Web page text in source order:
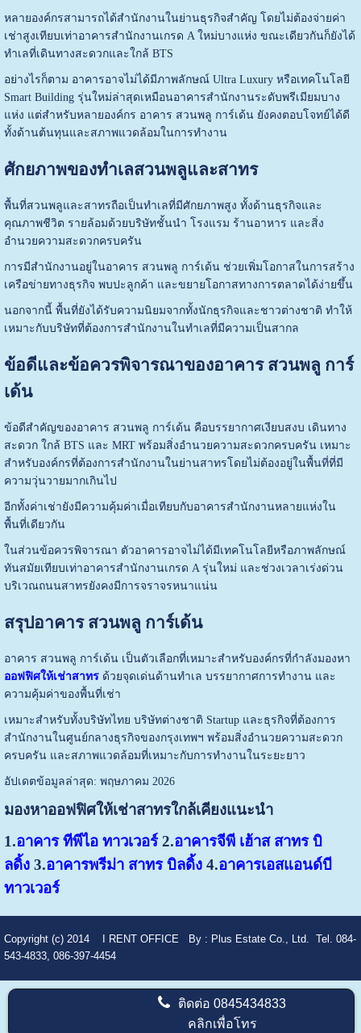
หลายองค์กรสามารถได้สำนักงานในย่านธุรกิจสำคัญ โดยไม่ต้องจ่ายค่า
เช่าสูงเทียบเท่าอาคารสำนักงานเกรด A ใหม่บางแห่ง ขณะเดียวกันก็ยังได้
ทำเลที่เดินทางสะดวกและใกล้ BTS
อย่างไรก็ตาม อาคารอาจไม่ได้มีภาพลักษณ์ Ultra Luxury หรือเทคโนโลยี
Smart Building รุ่นใหม่ล่าสุดเหมือนอาคารสำนักงานระดับพรีเมียมบาง
แห่ง แต่สำหรับหลายองค์กร อาคาร สวนพลู การ์เด้น ยังคงตอบโจทย์ได้ดี
ทั้งด้านต้นทุนและสภาพแวดล้อมในการทำงาน
ศักยภาพของทำเลสวนพลูและสาทร
พื้นที่สวนพลูและสาทรถือเป็นทำเลที่มีศักยภาพสูง ทั้งด้านธุรกิจและ
คุณภาพชีวิต รายล้อมด้วยบริษัทชั้นนำ โรงแรม ร้านอาหาร และสิ่ง
อำนวยความสะดวกครบครัน
การมีสำนักงานอยู่ในอาคาร สวนพลู การ์เด้น ช่วยเพิ่มโอกาสในการสร้าง
เครือข่ายทางธุรกิจ พบปะลูกค้า และขยายโอกาสทางการตลาดได้ง่ายขึ้น
นอกจากนี้ พื้นที่ยังได้รับความนิยมจากทั้งนักธุรกิจและชาวต่างชาติ ทำให้
เหมาะกับบริษัทที่ต้องการสำนักงานในทำเลที่มีความเป็นสากล
ข้อดีและข้อควรพิจารณาของอาคาร สวนพลู การ์
เด้น
ข้อดีสำคัญของอาคาร สวนพลู การ์เด้น คือบรรยากาศเงียบสงบ เดินทาง
สะดวก ใกล้ BTS และ MRT พร้อมสิ่งอำนวยความสะดวกครบครัน เหมาะ
สำหรับองค์กรที่ต้องการสำนักงานในย่านสาทรโดยไม่ต้องอยู่ในพื้นที่ที่มี
ความวุ่นวายมากเกินไป
อีกทั้งค่าเช่ายังมีความคุ้มค่าเมื่อเทียบกับอาคารสำนักงานหลายแห่งใน
พื้นที่เดียวกัน
ในส่วนข้อควรพิจารณา ตัวอาคารอาจไม่ได้มีเทคโนโลยีหรือภาพลักษณ์
ทันสมัยเทียบเท่าอาคารสำนักงานเกรด A รุ่นใหม่ และช่วงเวลาเร่งด่วน
บริเวณถนนสาทรยังคงมีการจราจรหนาแน่น
สรุปอาคาร สวนพลู การ์เด้น
อาคาร สวนพลู การ์เด้น เป็นตัวเลือกที่เหมาะสำหรับองค์กรที่กำลังมองหา
ออฟฟิศให้เช่าสาทรด้วยจุดเด่นด้านทำเล บรรยากาศการทำงาน และ
ความคุ้มค่าของพื้นที่เช่า
เหมาะสำหรับทั้งบริษัทไทย บริษัทต่างชาติ Startup และธุรกิจที่ต้องการ
สำนักงานในศูนย์กลางธุรกิจของกรุงเทพฯ พร้อมสิ่งอำนวยความสะดวก
ครบครัน และสภาพแวดล้อมที่เหมาะกับการทำงานในระยะยาว
อัปเดตข้อมูลล่าสุด: พฤษภาคม 2026
มองหาออฟฟิศให้เช่าสาทรใกล้เคียงแนะนำ
1.อาคาร ทีพีไอ ทาวเวอร์2.อาคารจีพี เฮ้าส สาทร บิ
ลดิ้ง3.อาคารพรีม่า สาทร บิลดิ้ง4.อาคารเอสแอนด์บี
ทาวเวอร์
Copyright (c) 2014 I RENT OFFICE By : Plus Estate Co., Ltd. Tel. 084-
543-4833, 086-397-4454
ติดต่อ0845434833
คลิกเพื่อโทร